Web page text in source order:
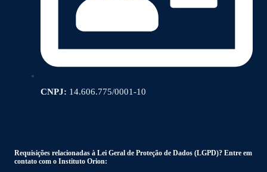
CNPJ: 14.606.775/0001-10
Requisições relacionadas à Lei Geral de Proteção de Dados (LGPD)? Entre em
contato com o Instituto Orion: